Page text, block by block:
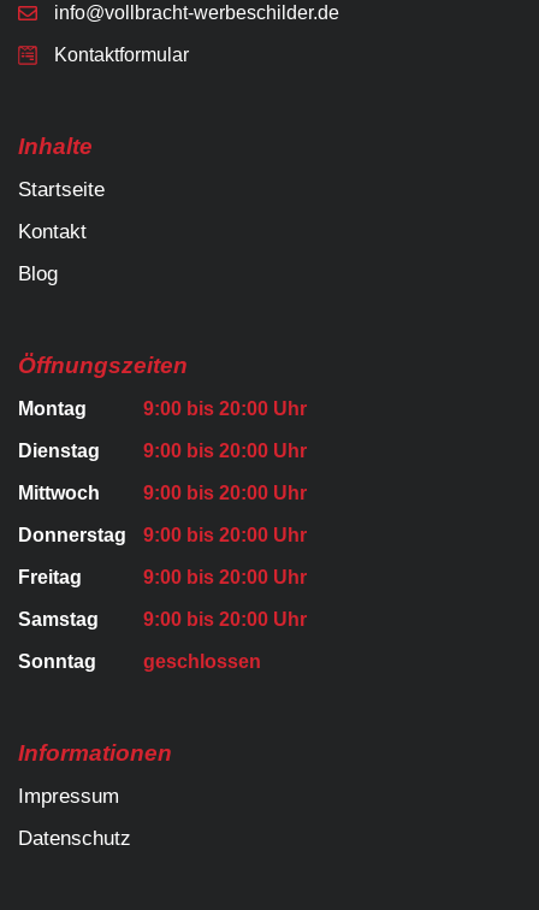
info@vollbracht-werbeschilder.de
Kontaktformular
Inhalte
Startseite
Kontakt
Blog
Öffnungszeiten
Montag 9:00 bis 20:00 Uhr
Dienstag 9:00 bis 20:00 Uhr
Mittwoch 9:00 bis 20:00 Uhr
Donnerstag 9:00 bis 20:00 Uhr
Freitag 9:00 bis 20:00 Uhr
Samstag 9:00 bis 20:00 Uhr
Sonntag geschlossen
Informationen
Impressum
Datenschutz